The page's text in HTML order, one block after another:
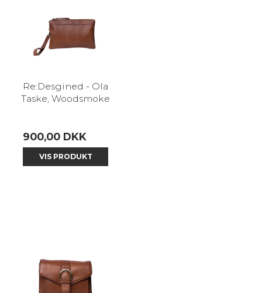
Re:Desgined - Ola
Taske, Woodsmoke
900,00 DKK
VIS PRODUKT